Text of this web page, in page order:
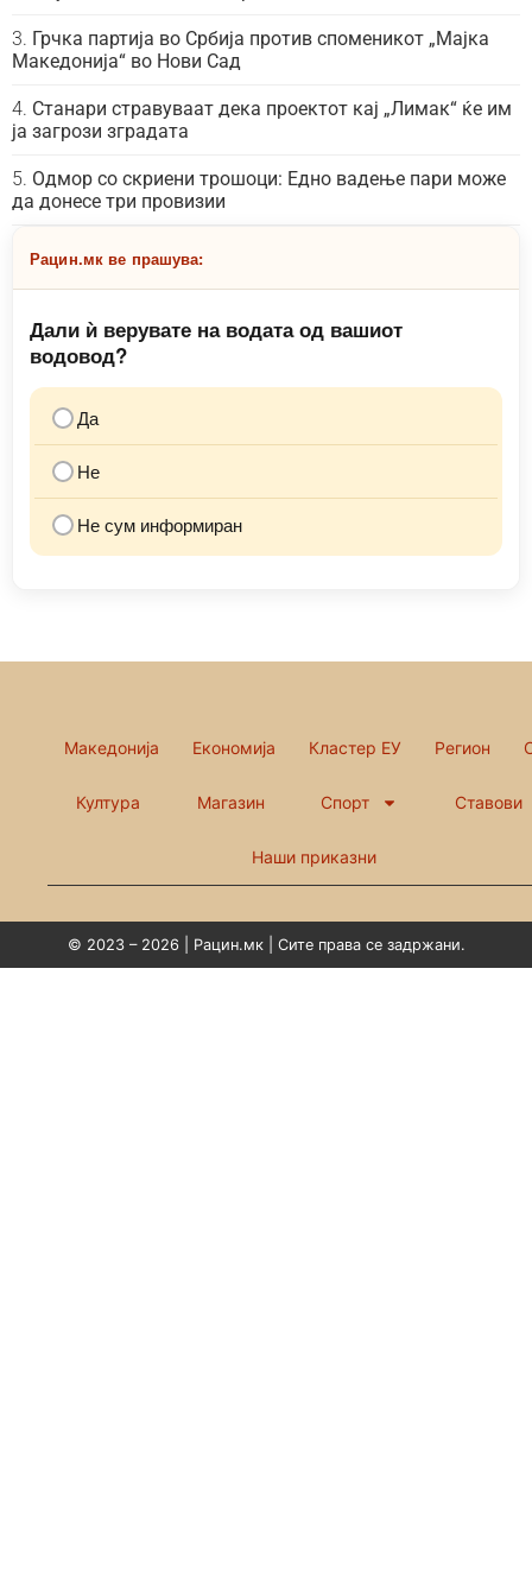
Грчка партија во Србија против споменикот „Мајка
Македонија“ во Нови Сад
Станари стравуваат дека проектот кај „Лимак“ ќе им
ја загрози зградата
Одмор со скриени трошоци: Едно вадење пари може
да донесе три провизии
Рацин.мк ве прашува:
Дали ѝ верувате на водата од вашиот
водовод?
Да
Не
Не сум информиран
Македонија Економија Кластер ЕУ Регион
Култура Магазин Спорт Ставови
Наши приказни
© 2023 – 2026 | Рацин.мк | Сите права се задржани.